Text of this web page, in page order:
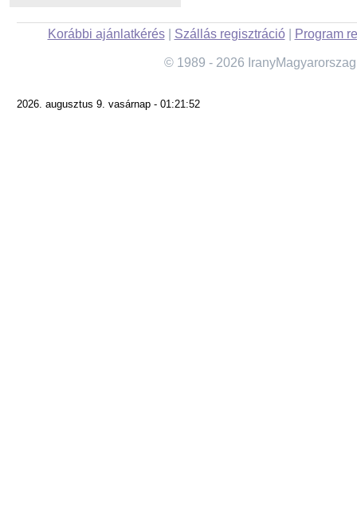
Korábbi ajánlatkérés| Szállás regisztráció| Program
© 1989 - 2026
2026. augusztus 9. vasárnap - 01:21:52